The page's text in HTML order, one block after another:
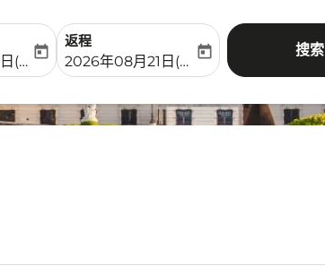
date-aria-label
(周五)
today
返程
fc-booking-return-date-aria-label
2026年08月21日(周五)
today 搜索